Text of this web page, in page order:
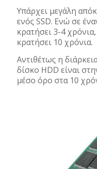
Υπάρχει μεγάλη
ενός SSD. Ενώ σε
κρατήσει 3-4
κρατήσει 10 χρόνια.
Αντιθέτως η
δίσκο HDD είναι
μέσο όρο στα 10